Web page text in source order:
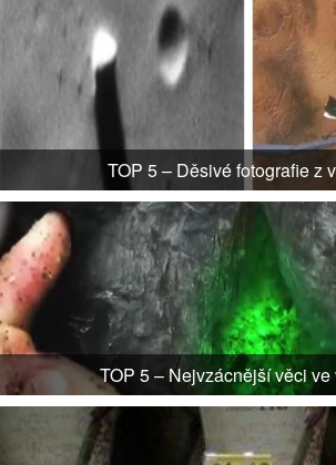
TOP 5 – Děsivé fotografie z
TOP 5 – Nejvzácnější věci ve